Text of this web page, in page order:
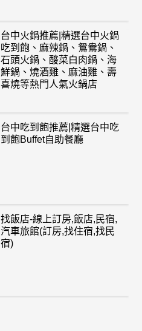
台中火鍋推薦|精選台中火鍋
吃到飽、麻辣鍋、鴛鴦鍋、
石頭火鍋、酸菜白肉鍋、海
鮮鍋、燒酒雞、麻油雞、壽
喜燒等熱門人氣火鍋店
台中吃到飽推薦|精選台中吃
到飽Buffet自助餐廳
找飯店-線上訂房,飯店,民宿,
汽車旅館(訂房,找住宿,找民
宿)